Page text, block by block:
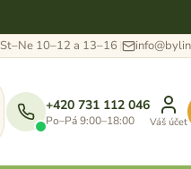
St–Ne 10–12 a 13–16
+420 731 112 046
Po–Pá 9:00–18:00 Váš účet